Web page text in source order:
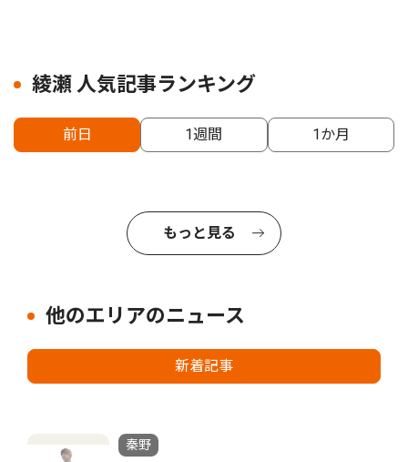
綾瀬 人気記事ランキング
前日 1週間 1か月
もっと見る
他のエリアのニュース
新着記事
秦野